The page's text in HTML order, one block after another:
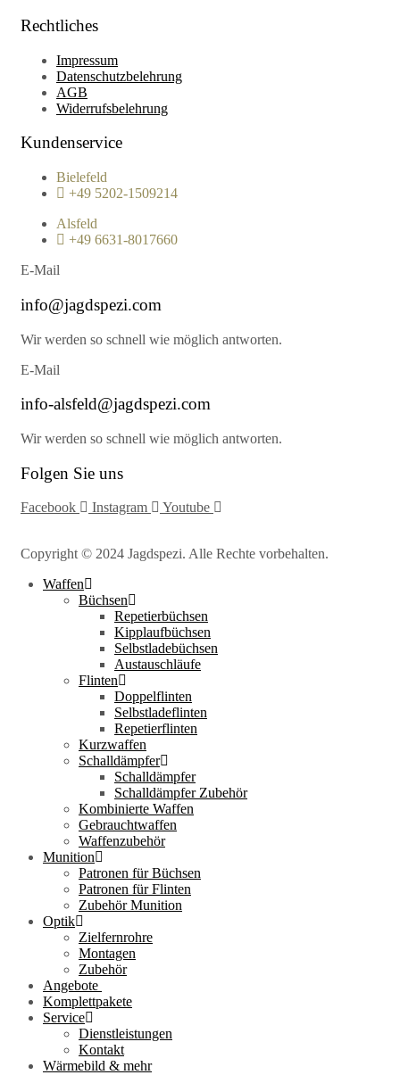
Rechtliches
Impressum
Datenschutzbelehrung
AGB
Widerrufsbelehrung
Kundenservice
Bielefeld
+49 5202-1509214
Alsfeld
+49 6631-8017660
E-Mail
info@jagdspezi.com
Wir werden so schnell wie möglich antworten.
E-Mail
info-alsfeld@jagdspezi.com
Wir werden so schnell wie möglich antworten.
Folgen Sie uns
Facebook Instagram Youtube
Copyright © 2024 Jagdspezi. Alle Rechte vorbehalten.
Waffen
Büchsen
Repetierbüchsen
Kipplaufbüchsen
Selbstladebüchsen
Austauschläufe
Flinten
Doppelflinten
Selbstladeflinten
Repetierflinten
Kurzwaffen
Schalldämpfer
Schalldämpfer
Schalldämpfer Zubehör
Kombinierte Waffen
Gebrauchtwaffen
Waffenzubehör
Munition
Patronen für Büchsen
Patronen für Flinten
Zubehör Munition
Optik
Zielfernrohre
Montagen
Zubehör
Angebote
Komplettpakete
Service
Dienstleistungen
Kontakt
Wärmebild & mehr